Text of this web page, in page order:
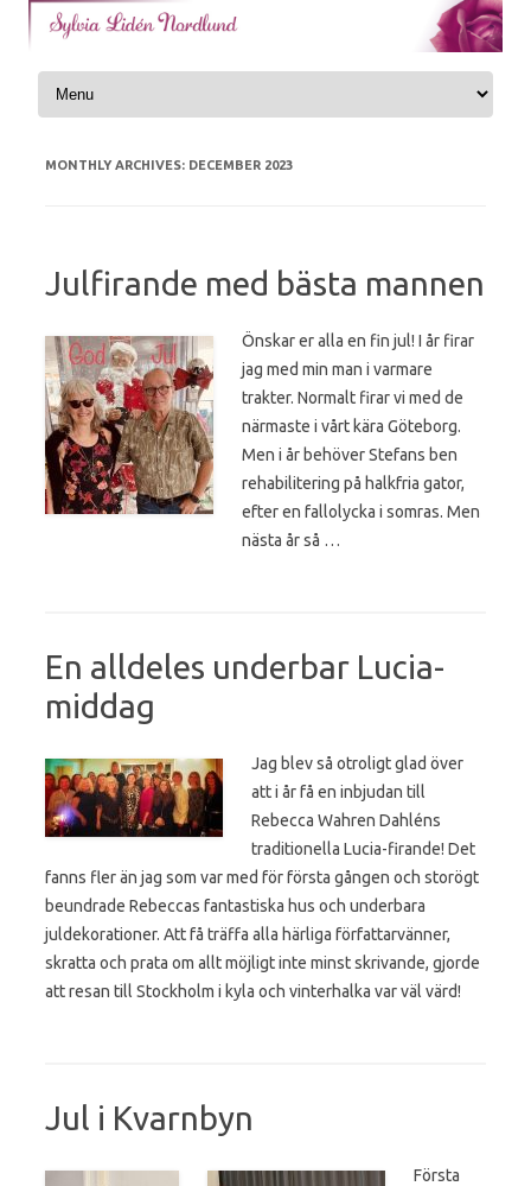
Skip to content
MONTHLY ARCHIVES: DECEMBER 2023
Julfirande med bästa mannen
Önskar er alla en fin jul! I år firar
jag med min man i varmare
trakter. Normalt firar vi med de
närmaste i vårt kära Göteborg.
Men i år behöver Stefans ben
rehabilitering på halkfria gator,
efter en fallolycka i somras. Men
nästa år så …
En alldeles underbar Lucia-
middag
Jag blev så otroligt glad över
att i år få en inbjudan till
Rebecca Wahren Dahléns
traditionella Lucia-firande! Det
fanns fler än jag som var med för första gången och storögt
beundrade Rebeccas fantastiska hus och underbara
juldekorationer. Att få träffa alla härliga författarvänner,
skratta och prata om allt möjligt inte minst skrivande, gjorde
att resan till Stockholm i kyla och vinterhalka var väl värd!
Jul i Kvarnbyn
Första